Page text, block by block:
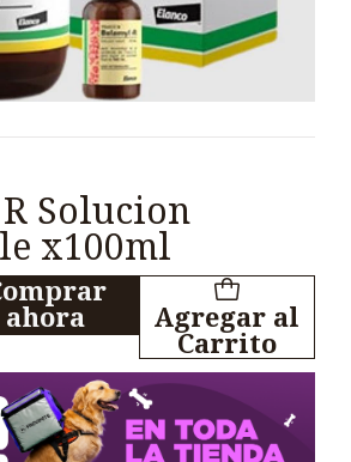
Solucion
x100ml
Agregar al
Carrito
ahora